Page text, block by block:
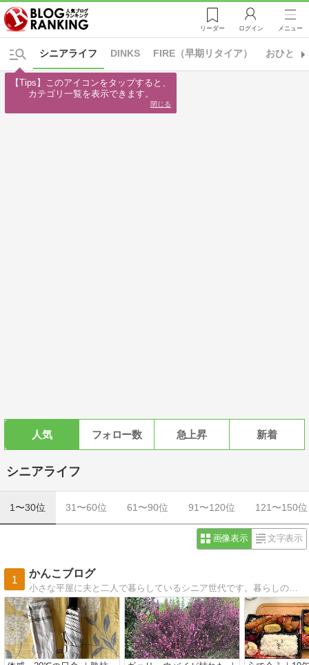
リーダー ログイン メニュー
DINKS FIRE（早期リタイア） おひとり
シニアライフ
人気 フォロー数 急上昇 新着
シニアライフ
1〜30位 31〜60位 61〜90位 91〜120位 121〜150位
画像表示 文字表示
1
かんこブログ
小さな平屋に夫と二人で暮らしているシニア世代です。暮らしの中で感じたこと、家庭菜園のことなど綴っています。
【Tips】このアイコンをタップすると、
カテゴリ一覧を表示できます。
閉じる